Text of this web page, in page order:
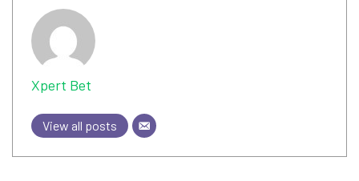
Xpert Bet
View all posts